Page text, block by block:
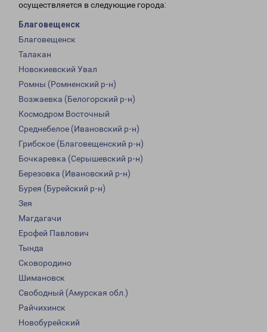
осуществляется в следующие города:
Благовещенск
Благовещенск
Талакан
Новокиевский Увал
Ромны (Ромненский р-н)
Возжаевка (Белогорский р-н)
Космодром Восточный
Среднебелое (Ивановский р-н)
Грибское (Благовещенский р-н)
Бочкаревка (Серышевский р-н)
Березовка (Ивановский р-н)
Бурея (Бурейский р-н)
Зея
Магдагачи
Ерофей Павлович
Тында
Сковородино
Шимановск
Свободный (Амурская обл.)
Райчихинск
Новобурейский